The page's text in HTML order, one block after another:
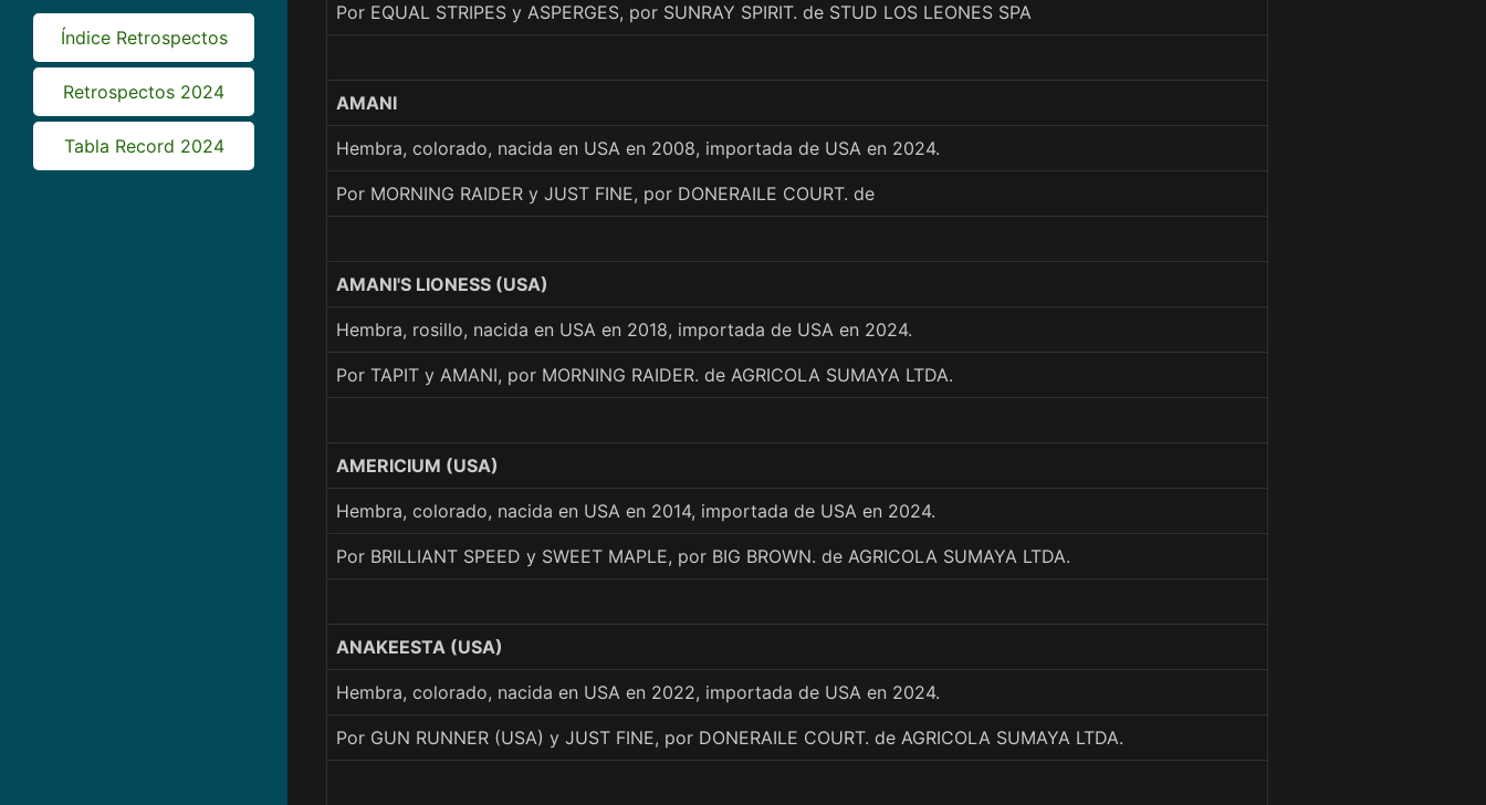
Índice Retrospectos
Retrospectos 2024
Tabla Record 2024
Por EQUAL STRIPES y ASPERGES, por SUNRAY SPIRIT. de STUD LOS LEONES SPA
AMANI
Hembra, colorado, nacida en USA en 2008, importada de USA en 2024.
Por MORNING RAIDER y JUST FINE, por DONERAILE COURT. de
AMANI'S LIONESS (USA)
Hembra, rosillo, nacida en USA en 2018, importada de USA en 2024.
Por TAPIT y AMANI, por MORNING RAIDER. de AGRICOLA SUMAYA LTDA.
AMERICIUM (USA)
Hembra, colorado, nacida en USA en 2014, importada de USA en 2024.
Por BRILLIANT SPEED y SWEET MAPLE, por BIG BROWN. de AGRICOLA SUMAYA LTDA.
ANAKEESTA (USA)
Hembra, colorado, nacida en USA en 2022, importada de USA en 2024.
Por GUN RUNNER (USA) y JUST FINE, por DONERAILE COURT. de AGRICOLA SUMAYA LTDA.